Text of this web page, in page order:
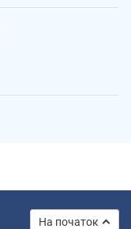
На початок